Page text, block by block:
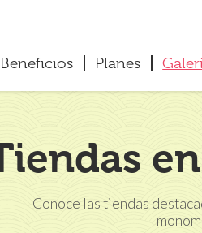
Beneficios Planes
Conoce las tiendas